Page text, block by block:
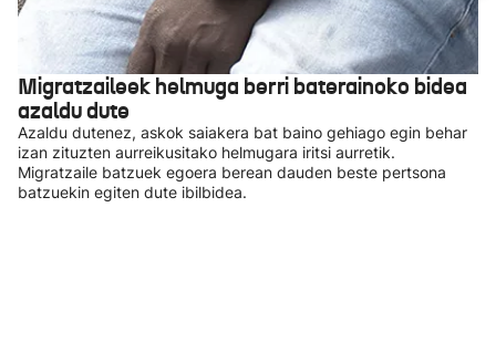
Migratzaileek helmuga berri baterainoko bidea
azaldu dute
Azaldu dutenez, askok saiakera bat baino gehiago egin behar
izan zituzten aurreikusitako helmugara iritsi aurretik.
Migratzaile batzuek egoera berean dauden beste pertsona
batzuekin egiten dute ibilbidea.